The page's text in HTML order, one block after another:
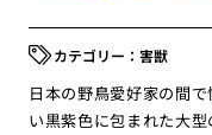
害獣
日本の野鳥愛好家の間
い黒紫色に包まれた大